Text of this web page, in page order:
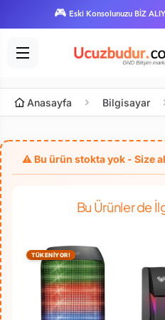
🎮 Eski Konsolunuzu BİZ
Anasayfa Bilgisayar
Bu Ürünler de
TÜKENİYOR!